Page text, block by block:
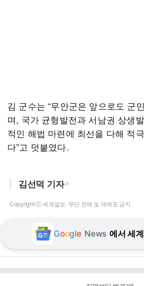
김 군수는 “무안군은 앞으로도 군
며, 국가 균형발전과 서남권 상생
적인 해법 마련에 최선을 다해 적
다”고 덧붙였다.
김선덕 기자
Copyright ⓒ 세계일보. 무단 전재 및 재배포 금지
Google News 에서 세